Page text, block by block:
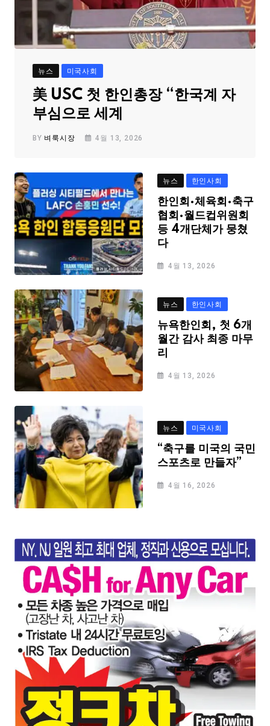
뉴스 미국사회
美 USC 첫 한인총장 “한국계 자
부심으로 세계
BY 벼룩시장 4월 13, 2026
뉴스 한인사회
한인회·체육회·축구
협회·월드컵위원회
등 4개단체가 뭉쳤
다
4월 13, 2026
뉴스 한인사회
뉴욕한인회, 첫 6개
월간 감사 최종 마무
리
4월 13, 2026
뉴스 미국사회
“축구를 미국의 국민
스포츠로 만들자”
4월 16, 2026